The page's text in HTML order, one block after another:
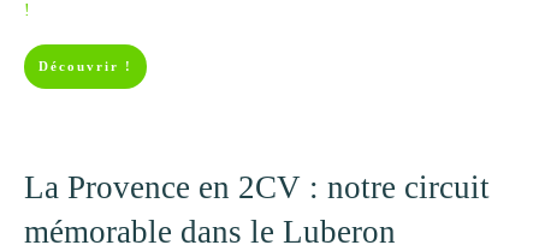
!
Découvrir !
La Provence en 2CV : notre circuit
mémorable dans le Luberon